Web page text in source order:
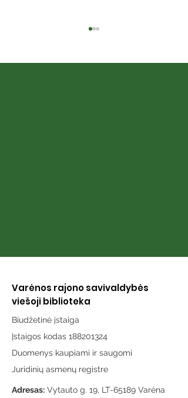
Varėnos rajono savivaldybės
viešoji biblioteka
Biudžetinė įstaiga
Įstaigos kodas 188201324
Duomenys kaupiami ir saugomi
Juridinių asmenų registre
Adresas: Vytauto g. 19, LT-65189 Varėna